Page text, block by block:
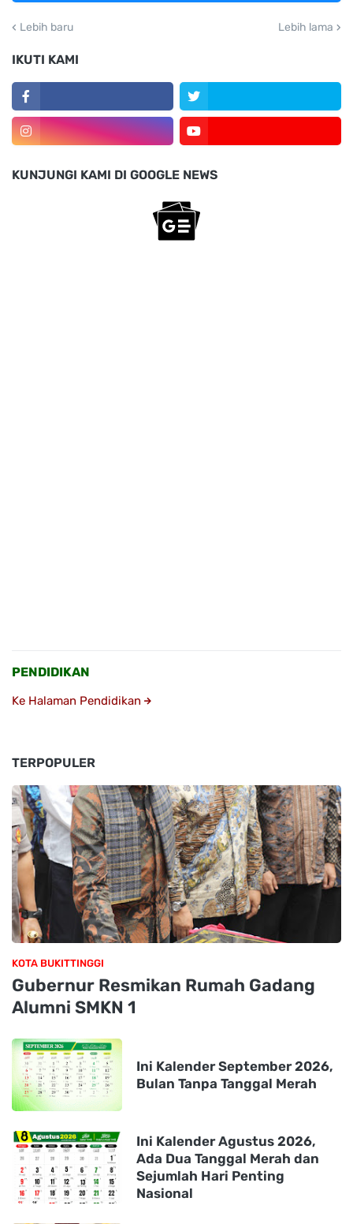
Lebih baru Lebih lama
IKUTI KAMI
KUNJUNGI KAMI DI GOOGLE NEWS
PENDIDIKAN
Ke Halaman Pendidikan
TERPOPULER
KOTA BUKITTINGGI
Gubernur Resmikan Rumah Gadang
Alumni SMKN 1
Ini Kalender September 2026,
Bulan Tanpa Tanggal Merah
Ini Kalender Agustus 2026,
Ada Dua Tanggal Merah dan
Sejumlah Hari Penting
Nasional